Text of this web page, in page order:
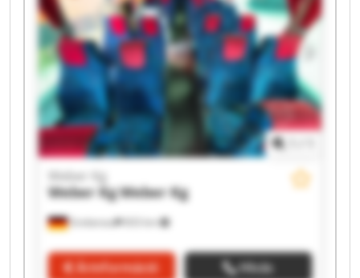
Grebenau 833 km
Weber Kg
Weber KgWeber Kg
Árinformáció Hívás